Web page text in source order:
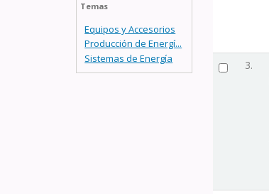
Temas
Equipos y Accesorios
Producción de Energí...
Sistemas de Energía
3.